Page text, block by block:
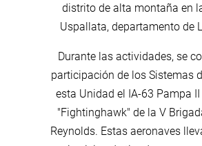
distrito de alta montaña en
Uspallata, departamento de
Durante las actividades, se
participación de los Sistemas
esta Unidad el IA-63 Pampa II
"Fightinghawk" de la V
Reynolds. Estas aeronaves